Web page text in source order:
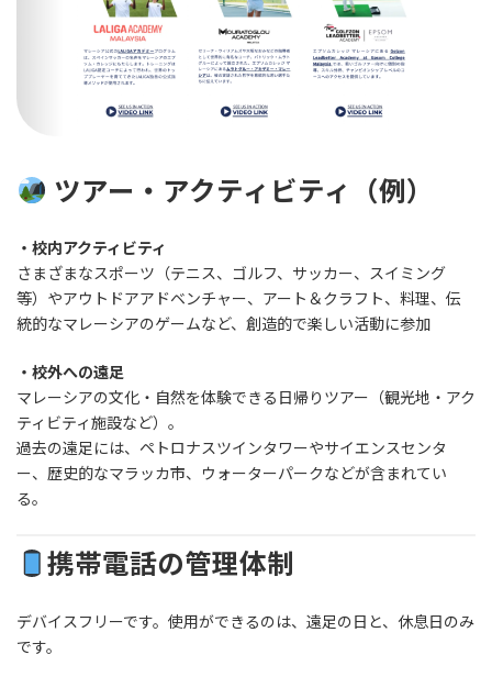
ツアー・アクティビティ（例）
・校内アクティビティ
さまざまなスポーツ（テニス、ゴルフ、サッカー、スイミング
等）やアウトドアアドベンチャー、アート＆クラフト、料理、伝
統的なマレーシアのゲームなど、創造的で楽しい活動に参加
・校外への遠足
マレーシアの文化・自然を体験できる日帰りツアー（観光地・アク
ティビティ施設など）。
過去の遠足には、ペトロナスツインタワーやサイエンスセンタ
ー、歴史的なマラッカ市、ウォーターパークなどが含まれてい
る。
携帯電話の管理体制
デバイスフリーです。使用ができるのは、遠足の日と、休息日のみ
です。